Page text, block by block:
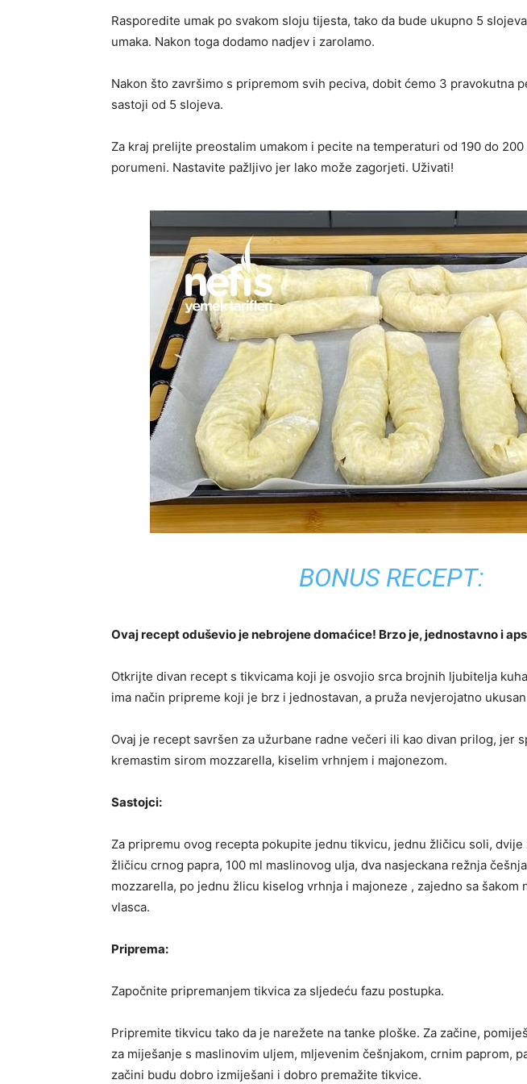
Rasporedite umak po svakom sloju tijesta, tako da bude ukupno 5
umaka. Nakon toga dodamo nadjev i zarolamo.
Nakon što završimo s pripremom svih peciva, dobit ćemo 3 pravokutna
sastoji od 5 slojeva.
Za kraj prelijte preostalim umakom i pecite na temperaturi od 190 do
porumeni. Nastavite pažljivo jer lako može zagorjeti. Uživati!
BONUS RECEPT:
Ovaj recept oduševio je nebrojene domaćice! Brzo je, jednostavno i
Otkrijte divan recept s tikvicama koji je osvojio srca brojnih ljubitelja
ima način pripreme koji je brz i jednostavan, a pruža nevjerojatno
Ovaj je recept savršen za užurbane radne večeri ili kao divan prilog, jer
kremastim sirom mozzarella, kiselim vrhnjem i majonezom.
Sastojci:
Za pripremu ovog recepta pokupite jednu tikvicu, jednu žličicu soli,
žličicu crnog papra, 100 ml maslinovog ulja, dva nasjeckana režnja
mozzarella, po jednu žlicu kiselog vrhnja i majoneze , zajedno sa šakom
vlasca.
Priprema:
Započnite pripremanjem tikvica za sljedeću fazu postupka.
Pripremite tikvicu tako da je narežete na tanke ploške. Za začine,
za miješanje s maslinovim uljem, mljevenim češnjakom, crnim paprom,
začini budu dobro izmiješani i dobro premažite tikvice.